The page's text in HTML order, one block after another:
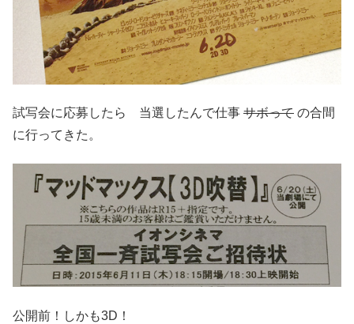
試写会に応募したら 当選したんで仕事 サボって の合間
に行ってきた。
公開前！しかも3D！